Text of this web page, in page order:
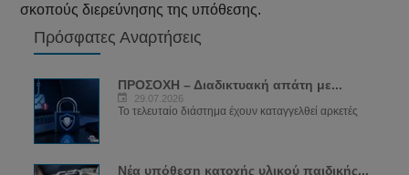
σκοπούς διερεύνησης της υπόθεσης.
Πρόσφατες Αναρτήσεις
ΠΡΟΣΟΧΗ – Διαδικτυακή απάτη με...
29.07.2026
Το τελευταίο διάστημα έχουν καταγγελθεί αρκετές
Νέα υπόθεση κατοχής υλικού παιδικής...